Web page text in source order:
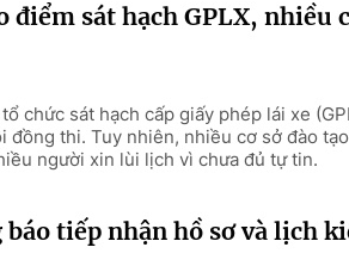
điểm sát hạch GPLX, nhiều
chức sát hạch cấp giấy phép lái xe
đồng thi. Tuy nhiên, nhiều cơ sở đào
người xin lùi lịch vì chưa đủ tự tin.
tiếp nhận hồ sơ và lịch